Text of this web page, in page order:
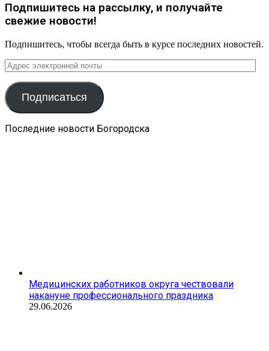
Подпишитесь на рассылку, и получайте
свежие новости!
Подпишитесь, чтобы всегда быть в курсе последних новостей.
Адрес
электронной
почты
Подписаться
Последние новости Богородска
Медицинских работников округа чествовали
накануне профессионального праздника
29.06.2026